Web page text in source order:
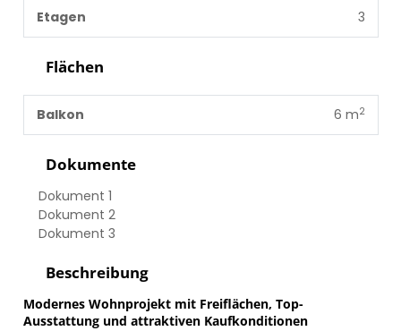
Beschreibung
Modernes Wohnprojekt mit Freiflächen, Top-
Ausstattung und attraktiven Kaufkonditionen
Etagen
3
Flächen
Balkon 6 m2
Dokumente
Dokument 1
Dokument 2
Dokument 3